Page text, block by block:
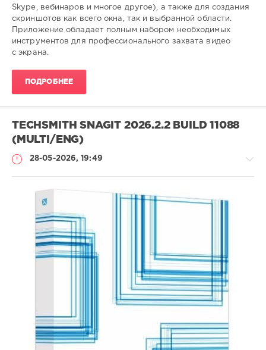
Skype, вебинаров и многое другое), а также для создания
скриншотов как всего окна, так и выбранной области.
Приложение обладает полным набором необходимых
инструментов для профессионального захвата видео
с экрана.
ПОДРОБНЕЕ
TECHSMITH SNAGIT 2026.2.2 BUILD 11088
(MULTI/ENG)
28-05-2026, 19:49
Софт
SamDel
47